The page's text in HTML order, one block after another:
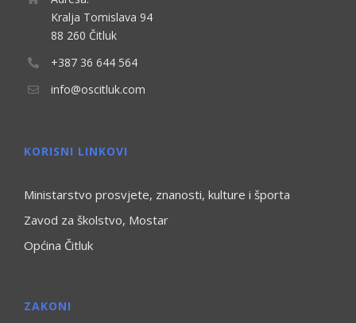
Kralja Tomislava 94
88 260 Čitluk
+387 36 644 564
info@oscitluk.com
KORISNI LINKOVI
Ministarstvo prosvjete, znanosti, kulture i športa
Zavod za školstvo, Mostar
Općina Čitluk
ZAKONI